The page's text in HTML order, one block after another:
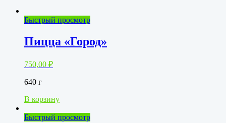
Быстрый просмотр
Пицца «Город»
750,00 ₽
640 г
В корзину
Быстрый просмотр